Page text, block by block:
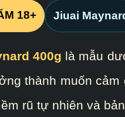
18+ Jiuai
400g là mẫu
thành muốn cảm
rũ tự nhiên và